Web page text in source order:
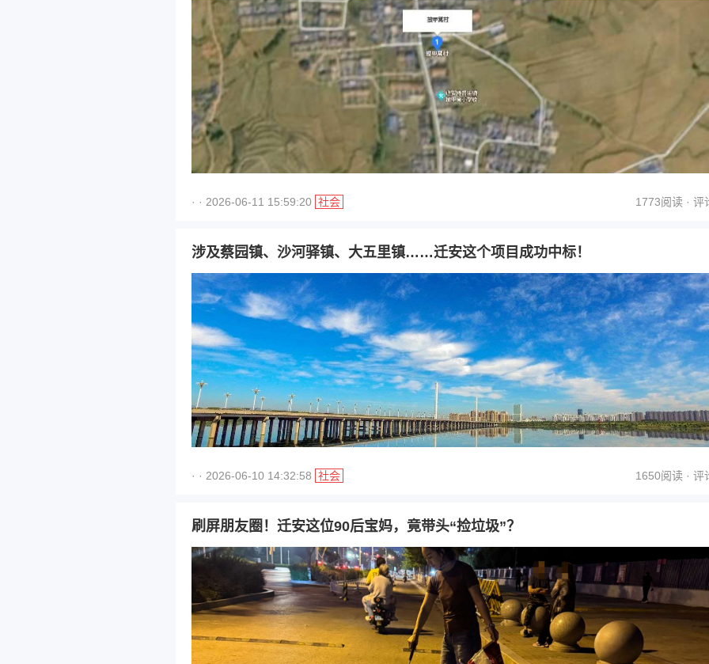
· · 2026-06-11 15:59:20 社会 1773阅读 · 评
涉及蔡园镇、沙河驿镇、大五里镇……迁安这个项目成功中标！
· · 2026-06-10 14:32:58 社会 1650阅读 · 评
刷屏朋友圈！迁安这位90后宝妈，竟带头“捡垃圾”？